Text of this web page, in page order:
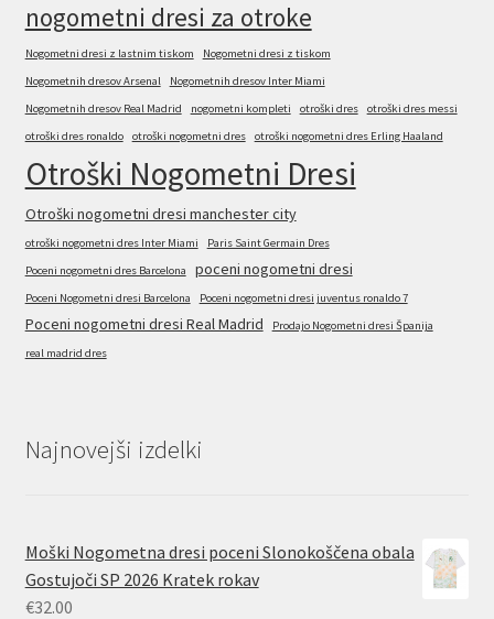
nogometni dresi za otroke
Nogometni dresi z lastnim tiskom
Nogometni dresi z tiskom
Nogometnih dresov Arsenal
Nogometnih dresov Inter Miami
Nogometnih dresov Real Madrid
nogometni kompleti otroški dres
otroški dres messi
otroški dres ronaldo
otroški nogometni dres otroški nogometni dres Erling Haaland
Otroški Nogometni Dresi
Otroški nogometni dresi manchester city
otroški nogometni dres Inter Miami
Paris Saint Germain Dres
Poceni nogometni dres Barcelona
poceni nogometni dresi
Poceni Nogometni dresi Barcelona Poceni nogometni dresi juventus ronaldo 7
Poceni nogometni dresi Real Madrid
Prodajo Nogometni dresi Španija
real madrid dres
Najnovejši izdelki
Moški Nogometna dresi poceni Slonokoščena obala
Gostujoči SP 2026 Kratek rokav
€32.00